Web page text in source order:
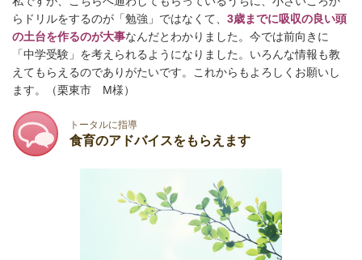
らドリルをするのが「勉強」ではなくて、 3歳までに吸収の良い頭
の土台を作るのが大事なんだとわかりました。今では前向きに
「中学受験」を考えられるようになりました。いろんな情報も教
えてもらえるのでありがたいです。
これからもよろしくお願いし
ます。（栗東市 M様）
トータルに指導
食育のアドバイスをもらえます